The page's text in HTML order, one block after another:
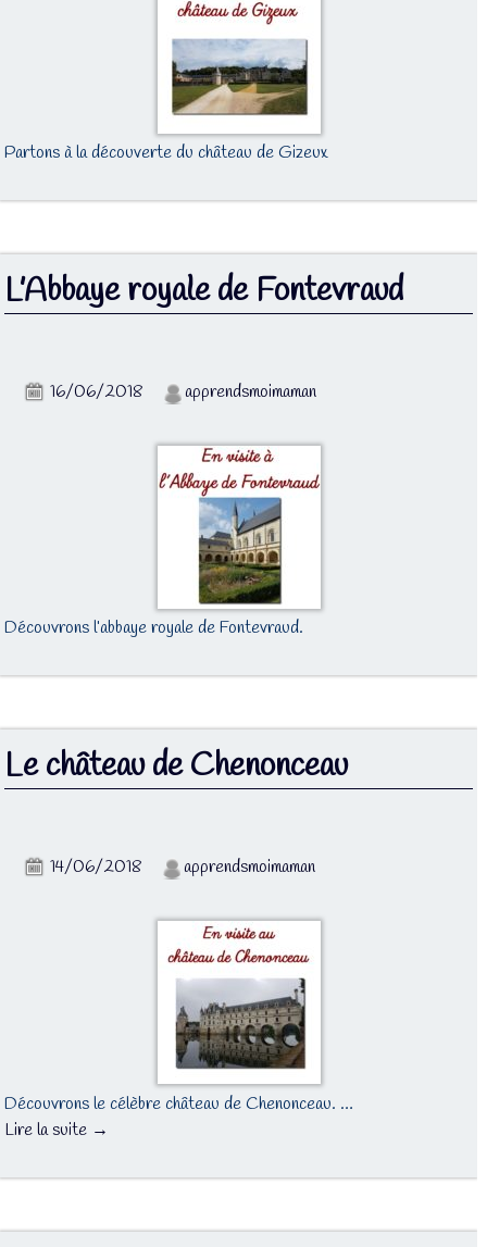
Partons à la découverte du château de Gizeux
L’Abbaye royale de Fontevraud
16/06/2018 apprendsmoimaman
Découvrons l’abbaye royale de Fontevraud.
Le château de Chenonceau
14/06/2018 apprendsmoimaman
Découvrons le célèbre château de Chenonceau. …
Lire la suite →